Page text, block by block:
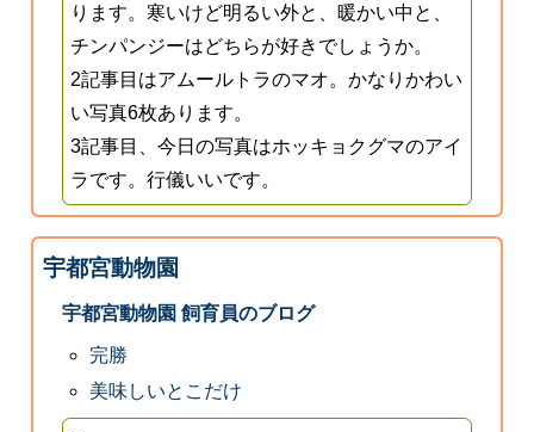
ります。寒いけど明るい外と、暖かい中と、
チンパンジーはどちらが好きでしょうか。
2記事目はアムールトラのマオ。かなりかわい
い写真6枚あります。
3記事目、今日の写真はホッキョクグマのアイ
ラです。行儀いいです。
宇都宮動物園
宇都宮動物園 飼育員のブログ
完勝
美味しいとこだけ